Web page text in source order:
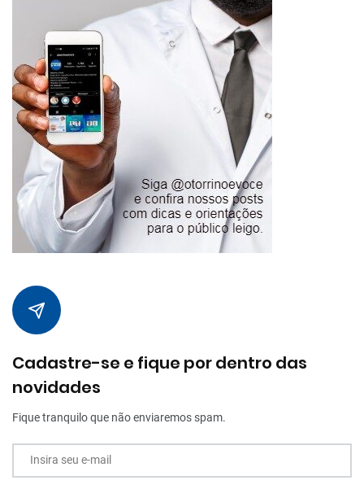
Cadastre-se e fique por dentro das
novidades
Fique tranquilo que não enviaremos spam.
Insira seu e-mail